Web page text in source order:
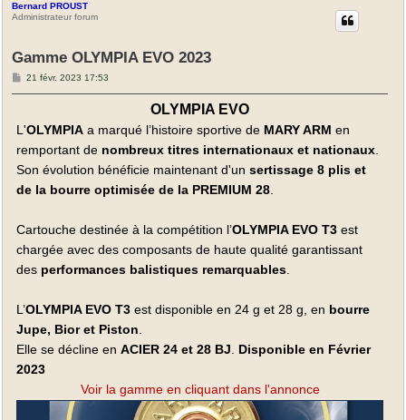
Bernard PROUST
Administrateur forum
Gamme OLYMPIA EVO 2023
M
g
21 févr. 2023 17:53
OLYMPIA EVO
L'OLYMPIA a marqué l’histoire sportive de MARY ARM en
remportant de nombreux titres internationaux et nationaux
Son évolution bénéficie maintenant d'un sertissage 8 plis et
de la bourre optimisée de la PREMIUM 28
Cartouche destinée à la compétition l’OLYMPIA EVO T3 est
chargée avec des composants de haute qualité garantissant
des performances balistiques remarquables
L’OLYMPIA EVO T3 est disponible en 24 g et 28 g, en bourre
Jupe, Bior et Piston
Elle se décline en ACIER 24 et 28 BJ
Disponible en Février
2023
Voir la gamme en cliquant dans l'annonce